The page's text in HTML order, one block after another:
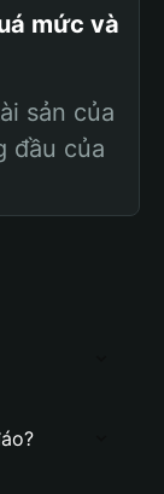
mức và
sản của
đầu của